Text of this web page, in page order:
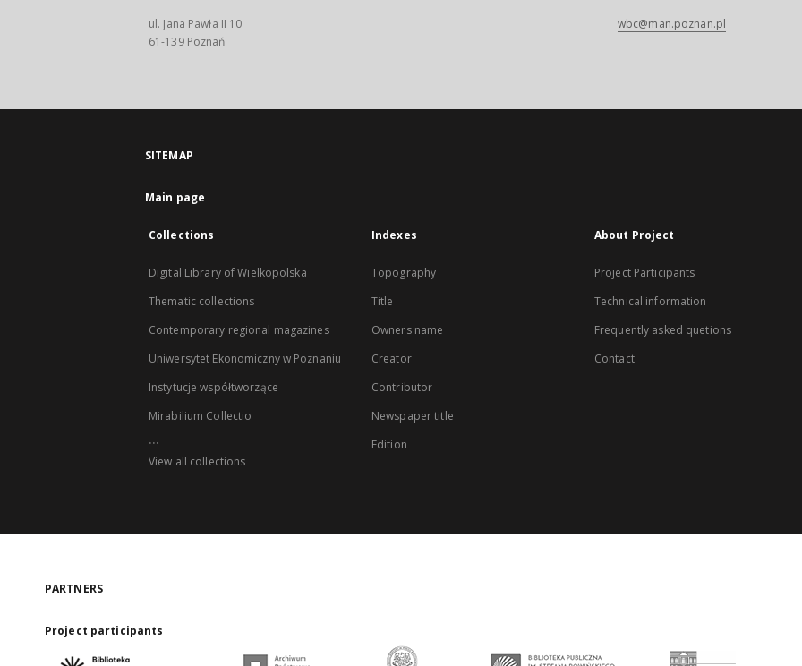
ul. Jana Pawła II 10
61-139 Poznań
wbc@man.poznan.pl
SITEMAP
Main page
Collections
Digital Library of Wielkopolska
Thematic collections
Contemporary regional magazines
Uniwersytet Ekonomiczny w Poznaniu
Instytucje współtworzące
Mirabilium Collectio
...
View all collections
Indexes
Topography
Title
Owners name
Creator
Contributor
Newspaper title
Edition
About Project
Project Participants
Technical information
Frequently asked quetions
Contact
PARTNERS
Project participants